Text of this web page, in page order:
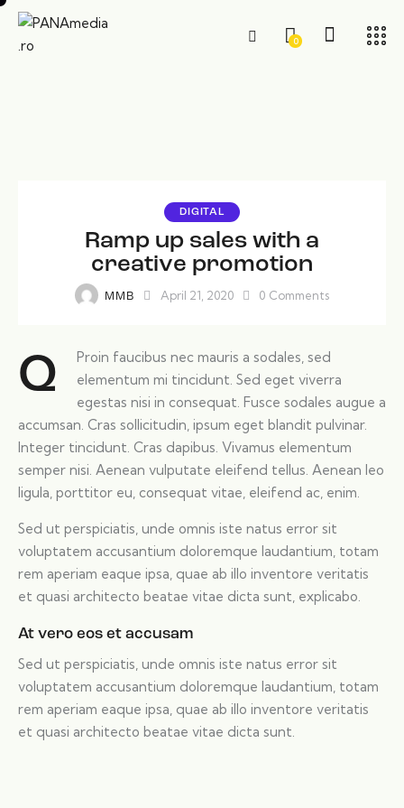
0
DIGITAL
Ramp up sales with a
creative promotion
MMB April 21, 2020 0 Comments
Q
Proin faucibus nec mauris a sodales, sed
elementum mi tincidunt. Sed eget viverra
egestas nisi in consequat. Fusce sodales augue a
accumsan. Cras sollicitudin, ipsum eget blandit pulvinar.
Integer tincidunt. Cras dapibus. Vivamus elementum
semper nisi. Aenean vulputate eleifend tellus. Aenean leo
ligula, porttitor eu, consequat vitae, eleifend ac, enim.
Sed ut perspiciatis, unde omnis iste natus error sit
voluptatem accusantium doloremque laudantium, totam
rem aperiam eaque ipsa, quae ab illo inventore veritatis
et quasi architecto beatae vitae dicta sunt, explicabo.
At vero eos et accusam
Sed ut perspiciatis, unde omnis iste natus error sit
voluptatem accusantium doloremque laudantium, totam
rem aperiam eaque ipsa, quae ab illo inventore veritatis
et quasi architecto beatae vitae dicta sunt.